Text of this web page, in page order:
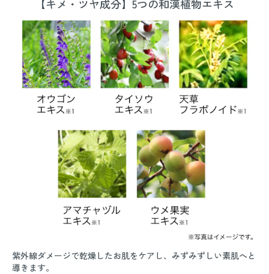
【キメ・ツヤ成分】5つの和漢植物エキス
紫外線ダメージで乾燥したお肌をケアし、みずみずしい素肌へと
導きます。